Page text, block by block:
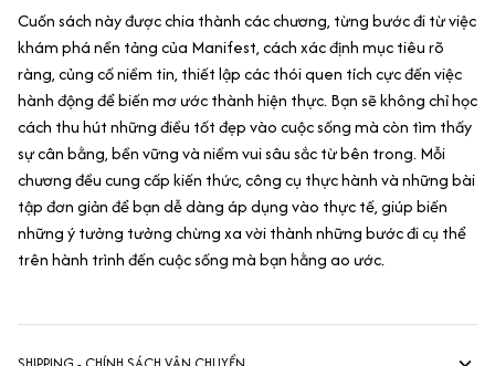
Cuốn sách này được chia thành các chương, từng bước đi từ việc
khám phá nền tảng của Manifest, cách xác định mục tiêu rõ
ràng, củng cố niềm tin, thiết lập các thói quen tích cực đến việc
hành động để biến mơ ước thành hiện thực. Bạn sẽ không chỉ học
cách thu hút những điều tốt đẹp vào cuộc sống mà còn tìm thấy
sự cân bằng, bền vững và niềm vui sâu sắc từ bên trong. Mỗi
chương đều cung cấp kiến thức, công cụ thực hành và những bài
tập đơn giản để bạn dễ dàng áp dụng vào thực tế, giúp biến
những ý tưởng tưởng chừng xa vời thành những bước đi cụ thể
trên hành trình đến cuộc sống mà bạn hằng ao ước.